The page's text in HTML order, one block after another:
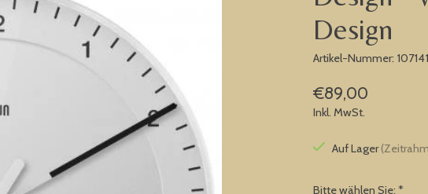
Design
Artikel-Nummer:
€89,00
Inkl. MwSt.
Auf Lager
Bitte wählen Sie: *